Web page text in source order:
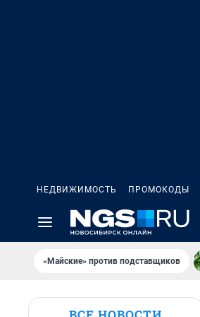
НЕДВИЖИМОСТЬ ПРОМОКОДЫ
«Майские» против подставщиков